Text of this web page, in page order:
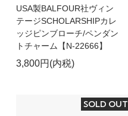
USA製BALFOUR社ヴィン
テージSCHOLARSHIPカレ
ッジピンブローチ/ペンダン
トチャーム【N-22666】
3,800円(内税)
SOLD OUT